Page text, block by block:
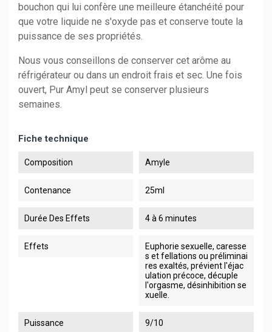
bouchon qui lui confère une meilleure étanchéité pour
que votre liquide ne s'oxyde pas et conserve toute la
puissance de ses propriétés.
Nous vous conseillons de conserver cet arôme au
réfrigérateur ou dans un endroit frais et sec. Une fois
ouvert, Pur Amyl peut se conserver plusieurs
semaines.
Fiche technique
Composition Amyle
Contenance 25ml
Durée Des Effets 4 à 6 minutes
Effets
Euphorie sexuelle, caresse
s et fellations ou préliminai
res exaltés, prévient l'éjac
ulation précoce, décuple
l'orgasme, désinhibition se
xuelle.
Puissance 9/10